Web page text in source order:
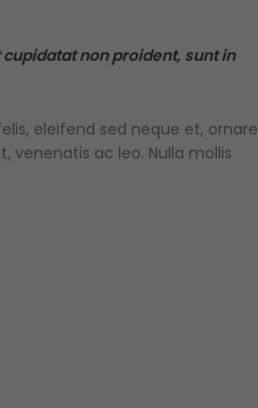
non proident, sunt in
eleifend sed neque et, ornare
venenatis ac leo. Nulla mollis